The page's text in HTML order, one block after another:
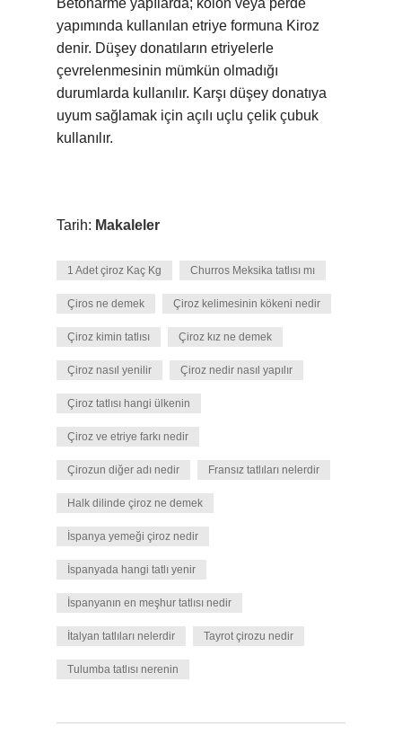
Betonarme yapılarda; kolon veya perde
yapımında kullanılan etriye formuna Kiroz
denir. Düşey donatıların etriyelerle
çevrelenmesinin mümkün olmadığı
durumlarda kullanılır. Karşı düşey donatıya
uyum sağlamak için açılı uçlu çelik çubuk
kullanılır.
Tarih: Makaleler
1 Adet çiroz Kaç Kg Churros Meksika tatlısı mı
Çiros ne demek Çiroz kelimesinin kökeni nedir
Çiroz kimin tatlısı Çiroz kız ne demek
Çiroz nasıl yenilir Çiroz nedir nasıl yapılır
Çiroz tatlısı hangi ülkenin
Çiroz ve etriye farkı nedir
Çirozun diğer adı nedir Fransız tatlıları nelerdir
Halk dilinde çiroz ne demek
İspanya yemeği çiroz nedir
İspanyada hangi tatlı yenir
İspanyanın en meşhur tatlısı nedir
İtalyan tatlıları nelerdir Tayrot çirozu nedir
Tulumba tatlısı nerenin